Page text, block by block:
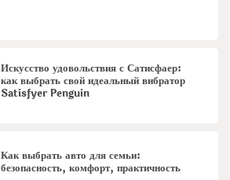
Искусство удовольствия с Сатисфаер:
как выбрать свой идеальный вибратор
Satisfyer Penguin
Как выбрать авто для семьи:
безопасность, комфорт, практичность